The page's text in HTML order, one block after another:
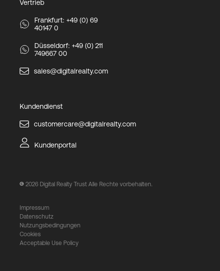
Vertrieb
Frankfurt: +49 (0) 69
40147 0
Düsseldorf: +49 (0) 211
749667 00
sales@digitalrealty.com
Kundendienst
customercare@digitalrealty.com
Kundenportal
2026 Digital Realty Trust Alle Rechte vorbehalten.
Impressum
Datenschutz
Nutzungsbedingungen
Cookies
Acceptable Use Policy